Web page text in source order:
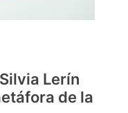
Lerín
de la